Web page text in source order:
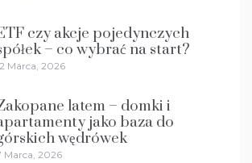
czy akcje pojedynczych
– co wybrać na start?
Marca, 2026
latem – domki i
jako baza do
wędrówek
Marca, 2026